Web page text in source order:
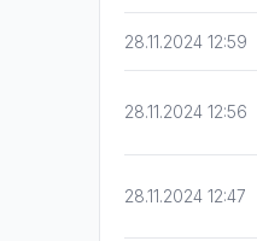
28.11.2024 12:59
28.11.2024 12:56
28.11.2024 12:47